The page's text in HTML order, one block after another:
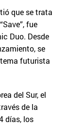
que se trata
fue
Duo. Desde
se
futurista
del Sur, el
de la
días, los